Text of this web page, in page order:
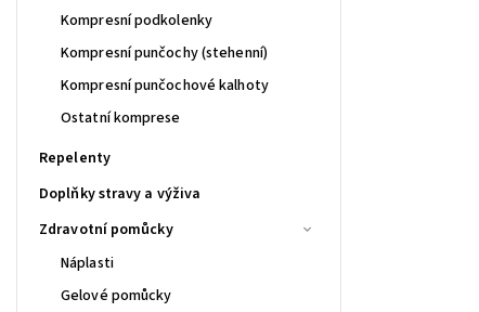
Kompresní podkolenky
Kompresní punčochy (stehenní)
Kompresní punčochové kalhoty
Ostatní komprese
Repelenty
Doplňky stravy a výživa
Zdravotní pomůcky
Náplasti
Gelové pomůcky